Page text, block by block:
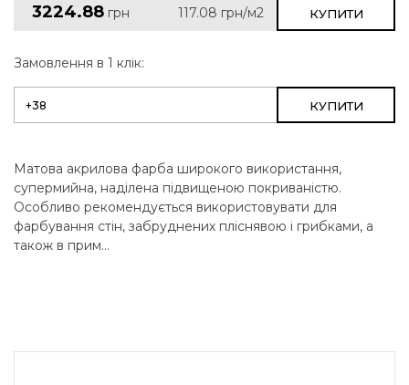
3224.88 грн 117.08 грн/м2 КУПИТИ
Замовлення в 1 клік:
КУПИТИ
Матова акрилова фарба широкого використання,
супермийна, наділена підвищеною покриваністю.
Особливо рекомендується використовувати для
фарбування стін, забруднених пліснявою і грибками, а
також в прим...